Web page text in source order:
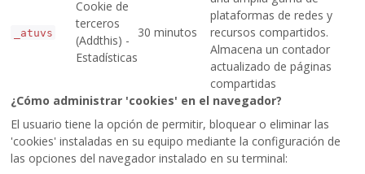
_atuvs
Cookie de
terceros
(Addthis) -
Estadísticas
30 minutos
plataformas de redes y
recursos compartidos.
Almacena un contador
actualizado de páginas
compartidas
¿Cómo administrar 'cookies' en el navegador?
El usuario tiene la opción de permitir, bloquear o eliminar las
'cookies' instaladas en su equipo mediante la configuración de
las opciones del navegador instalado en su terminal: